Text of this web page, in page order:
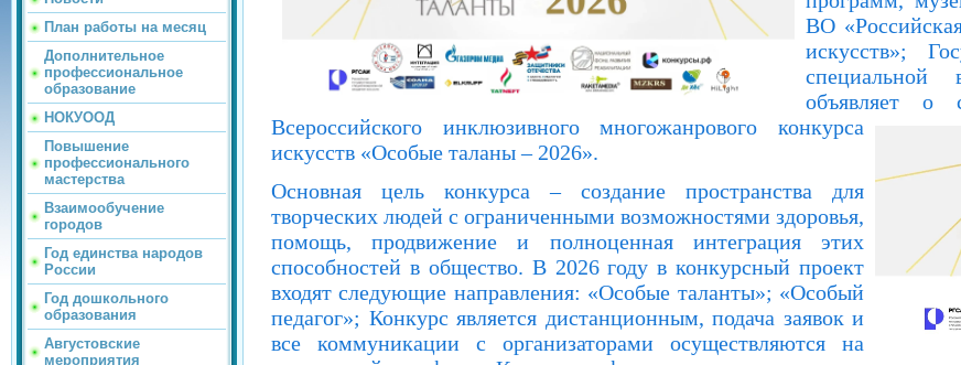
План работы на месяц
Дополнительное
профессиональное
образование
НОКУООД
Повышение
профессионального
мастерства
Взаимообучение
городов
Год единства народов
России
Год дошкольного
образования
Августовские
мероприятия
ВО
искусств»;
специальной
объявляет о
Всероссийского инклюзивного многожанрового конкурса
искусств «Особые таланы – 2026».
Основная цель конкурса – создание пространства для
творческих людей с ограниченными возможностями здоровья,
помощь, продвижение и полноценная интеграция этих
способностей в общество. В 2026 году в конкурсный проект
входят следующие направления: «Особые таланты»; «Особый
педагог»; Конкурс является дистанционным, подача заявок и
все коммуникации с организаторами осуществляются на